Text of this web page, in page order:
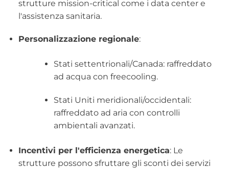
strutture mission-critical come i data center e
l'assistenza sanitaria.
Personalizzazione regionale:
Stati settentrionali/Canada: raffreddato
ad acqua con freecooling.
Stati Uniti meridionali/occidentali:
raffreddato ad aria con controlli
ambientali avanzati.
Incentivi per l'efficienza energetica: Le
strutture possono sfruttare gli sconti dei servizi